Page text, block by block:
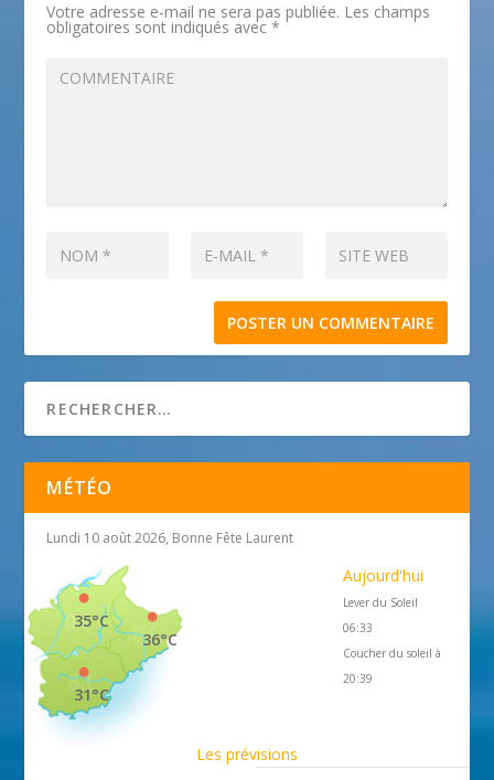
Votre adresse e-mail ne sera pas publiée. Les champs
obligatoires sont indiqués avec*
MÉTÉO
Lundi 10 août 2026, Bonne Fête Laurent
36°C
35°C
31°C
Aujourd'hui
Lever du Soleil
06:33
Coucher du soleil à
20:39
Les prévisions